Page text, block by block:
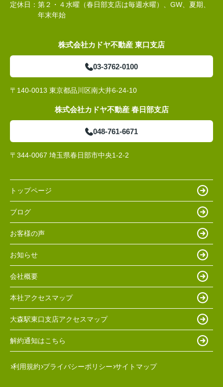
定休日： 第２・４水曜（春日部支店は毎週水曜）、GW、夏期、
年末年始
株式会社カドヤ不動産 東口支店
03-3762-0100
〒140-0013 東京都品川区南大井6-24-10
株式会社カドヤ不動産 春日部支店
048-761-6671
〒344-0067 埼玉県春日部市中央1-2-2
トップページ
ブログ
お客様の声
お知らせ
会社概要
本社アクセスマップ
大森駅東口支店アクセスマップ
解約通知はこちら
利用規約 プライバシーポリシー サイトマップ